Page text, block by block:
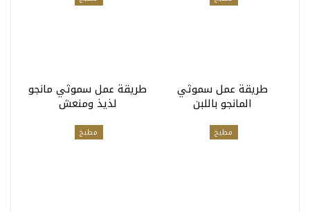
طريقة عمل سموثي
المانجو باللبن
طريقة عمل سموثي مانجو
لذيذ ومنعش
مطبخ مطبخ